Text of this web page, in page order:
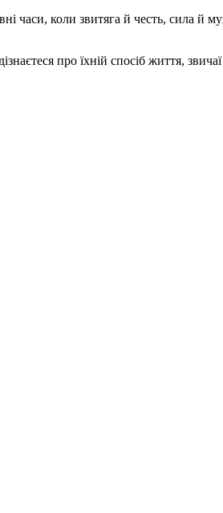
часи, коли звитяга й честь, сила й
про їхній спосіб життя, звичаї